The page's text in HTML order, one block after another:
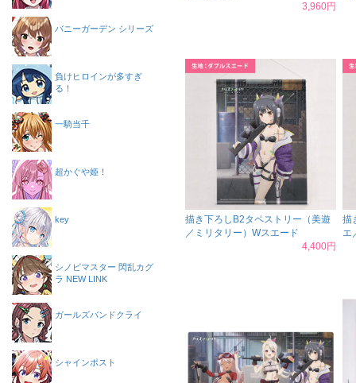
3,960円
描き下ろしB2タペストリー（美遊
／ミリタリー）Wスエード
4,400円
描
エ
バニーガーデン シリーズ
負けヒロインが多すぎ
る！
一騎当千
超かぐや姫！
key
シノビマスター 閃乱カグ
ラ NEW LINK
ガールズバンドクライ
シャインポスト